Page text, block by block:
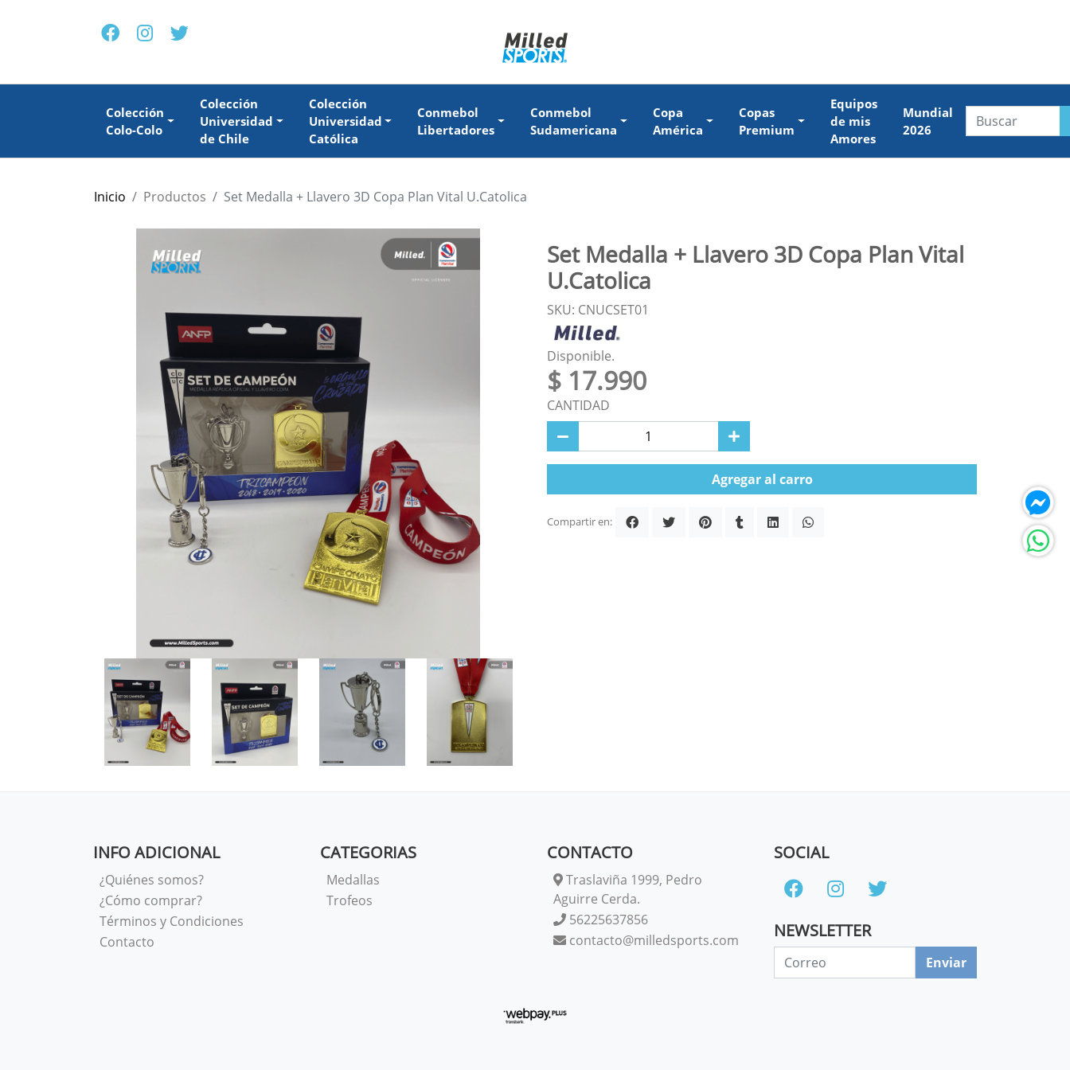
Colección
Colo-Colo
Colección
Universidad
de Chile
Colección
Universidad
Católica
Conmebol
Libertadores
Conmebol
Sudamericana
Copa
América
Copas
Premium
Equipos
de mis
Amores
Mundial
2026
Inicio Productos Set Medalla + Llavero 3D Copa Plan Vital U.Catolica
Set Medalla + Llavero 3D Copa Plan Vital
U.Catolica
SKU: CNUCSET01
Disponible.
$ 17.990
CANTIDAD
Agregar al carro
Compartir en:
INFO ADICIONAL
¿Quiénes somos?
¿Cómo comprar?
Términos y Condiciones
Contacto
CATEGORIAS
Medallas
Trofeos
CONTACTO
Traslaviña 1999, Pedro
Aguirre Cerda.
56225637856
contacto@milledsports.com
SOCIAL
NEWSLETTER
Enviar